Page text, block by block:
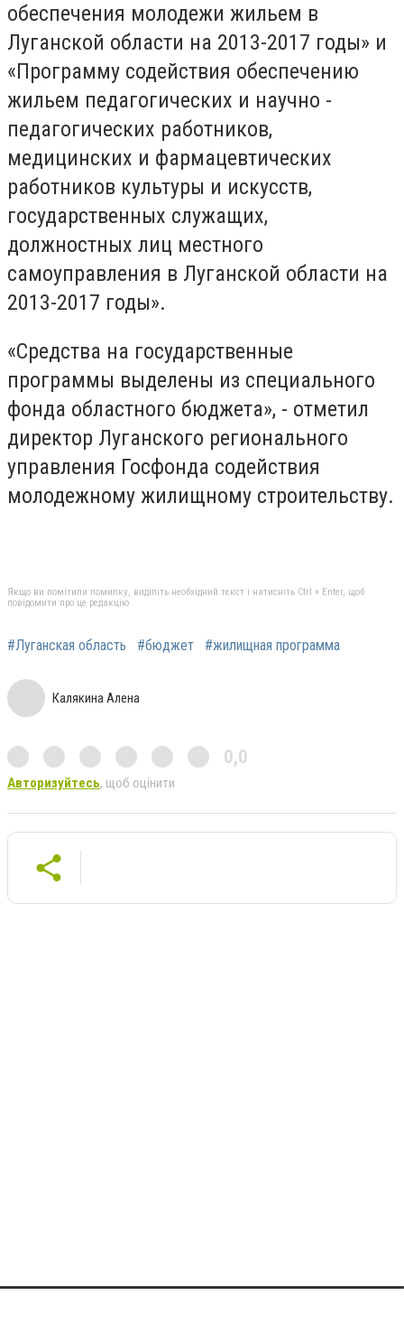
обеспечения молодежи жильем в
Луганской области на 2013-2017 годы» и
«Программу содействия обеспечению
жильем педагогических и научно -
педагогических работников,
медицинских и фармацевтических
работников культуры и искусств,
государственных служащих,
должностных лиц местного
самоуправления в Луганской области на
2013-2017 годы».
«Средства на государственные
программы выделены из специального
фонда областного бюджета», - отметил
директор Луганского регионального
управления Госфонда содействия
молодежному жилищному строительству.
Якщо ви помітили помилку, виділіть необхідний текст і натисніть Ctrl + Enter, щоб
повідомити про це редакцію
#Луганская область #бюджет #жилищная программа
Калякина Алена
0,0
Авторизуйтесь, щоб оцінити